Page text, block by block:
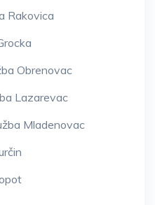
Rakovica
Obrenovac
Lazarevac
Mladenovac